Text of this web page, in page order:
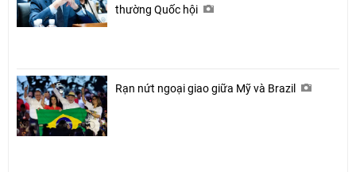
thường Quốc hội
Rạn nứt ngoại giao giữa Mỹ và Brazil